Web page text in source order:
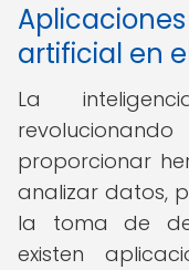
artificial en
La
proporcionar
analizar datos,
la toma de
existen